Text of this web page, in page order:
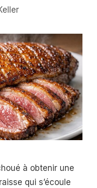
à obtenir une
qui s’écoule